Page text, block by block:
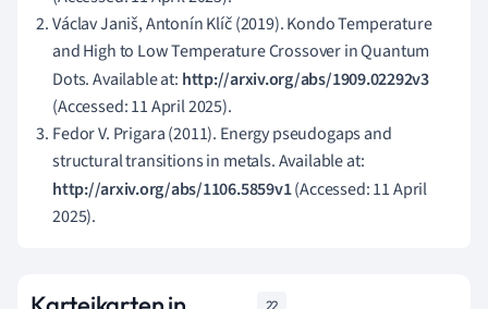
Václav Janiš, Antonín Klíč (2019). Kondo Temperature
and High to Low Temperature Crossover in Quantum
Dots. Available at: http://arxiv.org/abs/1909.02292v3
(Accessed: 11 April 2025).
Fedor V. Prigara (2011). Energy pseudogaps and
structural transitions in metals. Available at:
http://arxiv.org/abs/1106.5859v1(Accessed: 11 April
2025).
22